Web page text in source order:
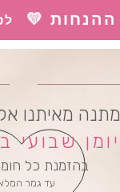
מתנה מאיתנו
יומן שבועי
בהזמנת כל
עד גמר